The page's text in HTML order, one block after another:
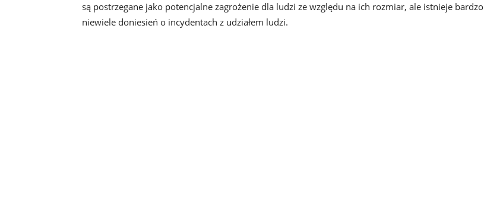
są postrzegane jako potencjalne zagrożenie dla ludzi ze względu na ich rozmiar, ale istnieje bardzo
niewiele doniesień o incydentach z udziałem ludzi.